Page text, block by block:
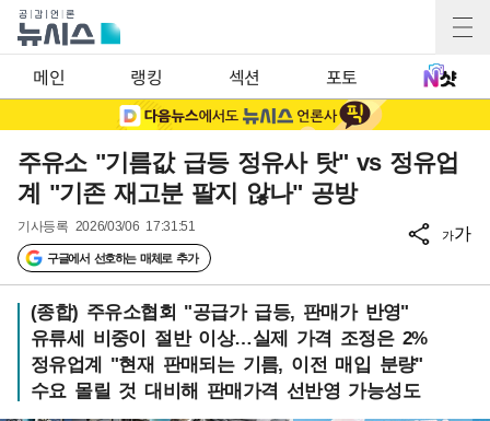
메인 랭킹 섹션 포토
주유소 "기름값 급등 정유사 탓" vs 정유업
계 "기존 재고분 팔지 않나" 공방
기사등록 2026/03/06 17:31:51
구글에서 선호하는 매체로 추가
가가
(종합) 주유소협회 "공급가 급등, 판매가 반영"
유류세 비중이 절반 이상…실제 가격 조정은 2%
정유업계 "현재 판매되는 기름, 이전 매입 분량"
수요 몰릴 것 대비해 판매가격 선반영 가능성도